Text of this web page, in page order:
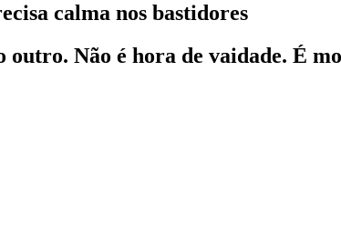
calma nos bastidores
Não é hora de vaidade. É